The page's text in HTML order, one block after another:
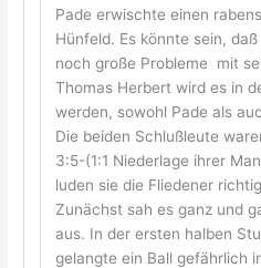
Pade erwischte einen
Hünfeld. Es könnte sein,
noch große Probleme mit
Thomas Herbert wird es in
werden, sowohl Pade als
Die beiden Schlußleute
3:5-(1:1 Niederlage ihrer
luden sie die Fliedener
Zunächst sah es ganz und
aus. In der ersten halben
gelangte ein Ball gefährlich